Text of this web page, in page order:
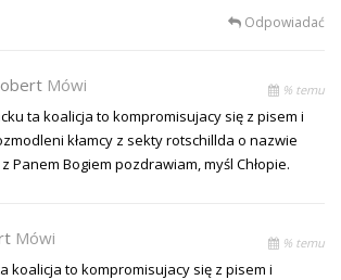
Odpowiadać
Mówi % temu
ta koalicja to kompromisujacy się z pisem i
kłamcy z sekty rotschillda o nazwie
Panem Bogiem pozdrawiam, myśl Chłopie.
Mówi % temu
koalicja to kompromisujacy się z pisem i